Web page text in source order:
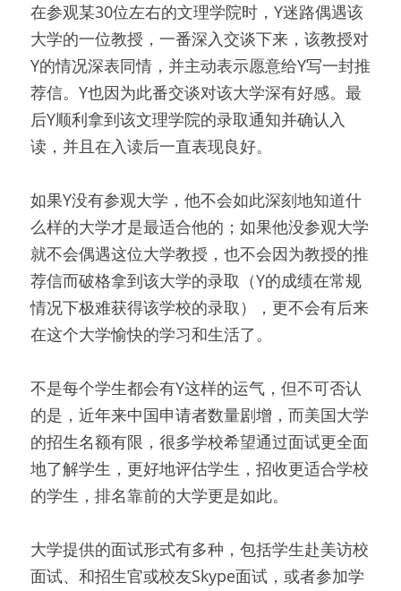
在参观某30位左右的文理学院时，Y迷路偶遇该
大学的一位教授，一番深入交谈下来，该教授对
Y的情况深表同情，并主动表示愿意给Y写一封推
荐信。Y也因为此番交谈对该大学深有好感。最
后Y顺利拿到该文理学院的录取通知并确认入
读，并且在入读后一直表现良好。
如果Y没有参观大学，他不会如此深刻地知道什
么样的大学才是最适合他的；如果他没参观大学
就不会偶遇这位大学教授，也不会因为教授的推
荐信而破格拿到该大学的录取（Y的成绩在常规
情况下极难获得该学校的录取），更不会有后来
在这个大学愉快的学习和生活了。
不是每个学生都会有Y这样的运气，但不可否认
的是，近年来中国申请者数量剧增，而美国大学
的招生名额有限，很多学校希望通过面试更全面
地了解学生，更好地评估学生，招收更适合学校
的学生，排名靠前的大学更是如此。
大学提供的面试形式有多种，包括学生赴美访校
面试、和招生官或校友Skype面试，或者参加学